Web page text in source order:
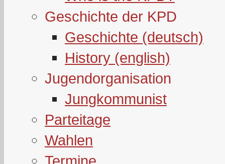
Geschichte der KPD
Geschichte (deutsch)
History (english)
Jugendorganisation
Jungkommunist
Parteitage
Wahlen